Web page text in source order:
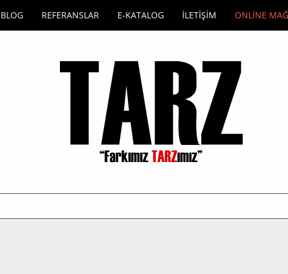
BLOG REFERANSLAR E-KATALOG İLETİŞİM ONLİNE